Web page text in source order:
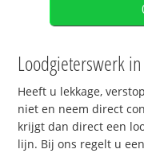
Loodgieterswerk in
Heeft u lekkage,
niet en neem direct
krijgt dan direct een
lijn. Bij ons regelt u